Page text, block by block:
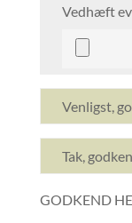
Vedhæft
Venligst,
Tak,
GODKEND